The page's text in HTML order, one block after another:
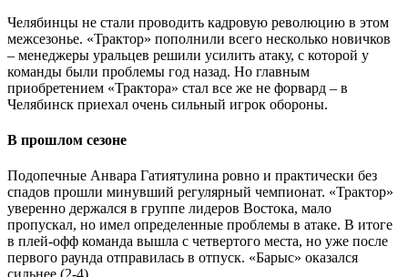
Челябинцы не стали проводить кадровую революцию в этом
межсезонье. «Трактор» пополнили всего несколько новичков
– менеджеры уральцев решили усилить атаку, с которой у
команды были проблемы год назад. Но главным
приобретением «Трактора» стал все же не форвард – в
Челябинск приехал очень сильный игрок обороны.
В прошлом сезоне
Подопечные Анвара Гатиятулина ровно и практически без
спадов прошли минувший регулярный чемпионат. «Трактор»
уверенно держался в группе лидеров Востока, мало
пропускал, но имел определенные проблемы в атаке. В итоге
в плей-офф команда вышла с четвертого места, но уже после
первого раунда отправилась в отпуск. «Барыс» оказался